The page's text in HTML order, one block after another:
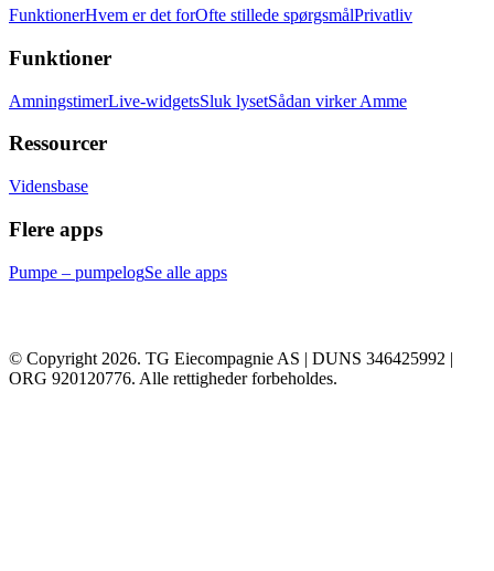
FunktionerHvem er det forOfte stillede spørgsmålPrivatliv
Funktioner
AmningstimerLive-widgetsSluk lysetSådan virker Amme
Ressourcer
Vidensbase
Flere apps
Pumpe – pumpelogSe alle apps
© Copyright 2026. TG Eiecompagnie AS | DUNS 346425992 |
ORG 920120776. Alle rettigheder forbeholdes.